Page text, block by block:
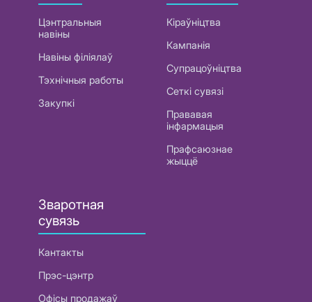
Цэнтральныя
навіны
Навіны філіялаў
Тэхнічныя работы
Закупкі
Кіраўніцтва
Кампанія
Супрацоўніцтва
Сеткі сувязі
Прававая
інфармацыя
Прафсаюзнае
жыццё
Зваротная
сувязь
Кантакты
Прэс-цэнтр
Офісы продажаў